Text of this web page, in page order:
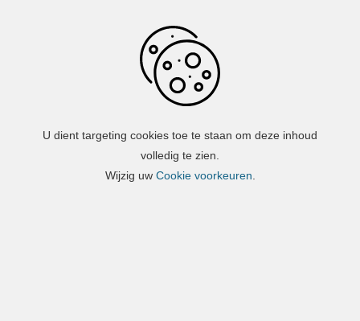
Overslaan en naar de inhoud gaan
U dient targeting cookies toe te staan om deze inhoud
volledig te zien.
Wijzig uw Cookie voorkeuren